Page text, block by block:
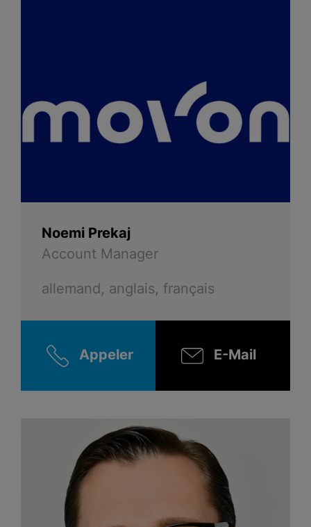
Noemi Prekaj
Account Manager
allemand, anglais, français
Appeler E-Mail